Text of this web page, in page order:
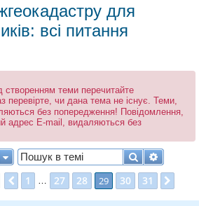
для
всі питання
теми перечитайте
перевірте, чи дана тема не існує. Теми,
без попередження! Повідомлення,
адрес E-mail, видаляються без
Пошук
з31
Поперед.
1 … 27 28 29 30 31